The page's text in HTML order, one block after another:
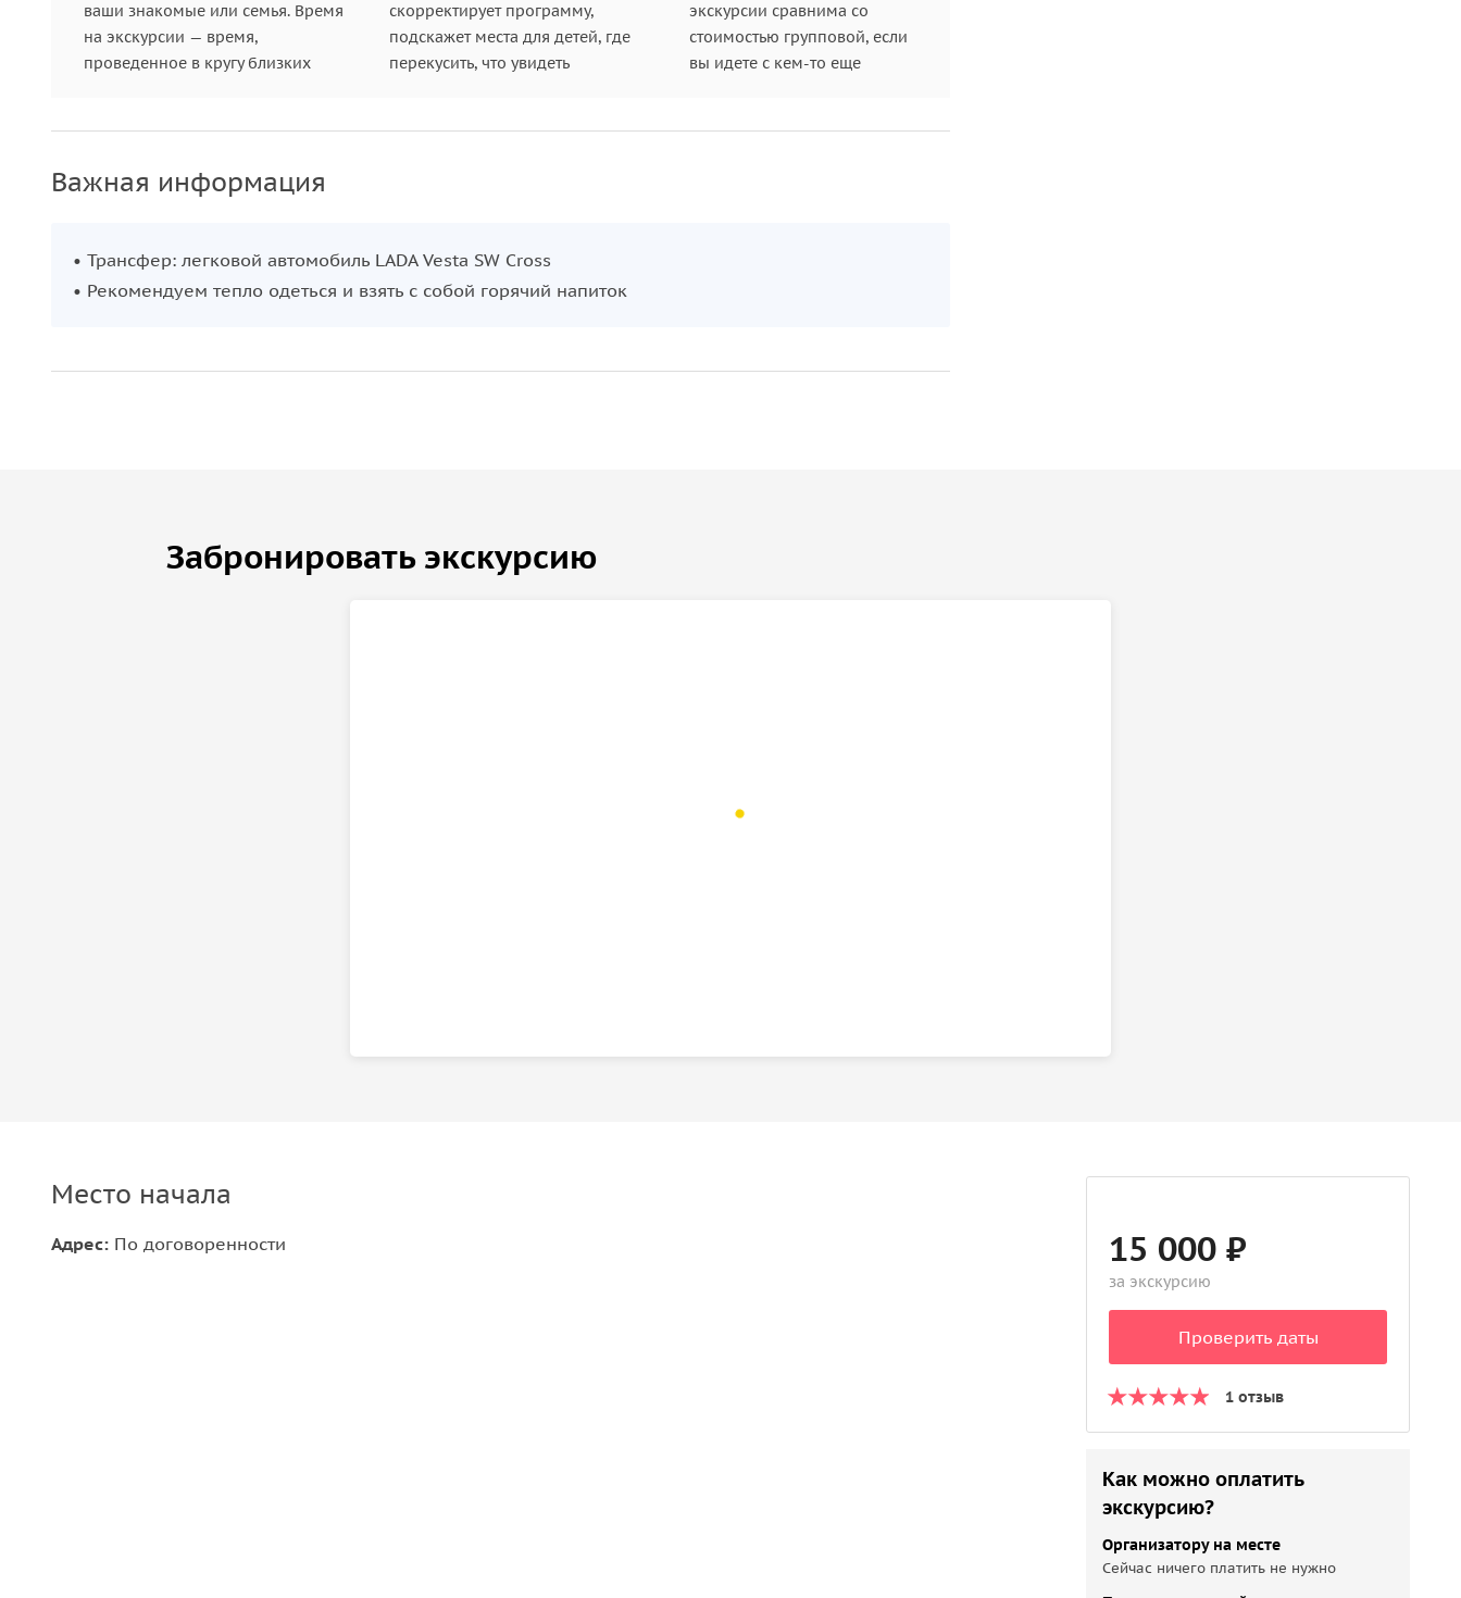
ваши знакомые или семья. Время
на экскурсии — время,
проведенное в кругу близких
скорректирует программу,
подскажет места для детей, где
перекусить, что увидеть
экскурсии сравнима со
стоимостью групповой, если
вы идете с кем-то еще
Важная информация
• Трансфер: легковой автомобиль LADA Vesta SW Cross
• Рекомендуем тепло одеться и взять с собой горячий напиток
Забронировать экскурсию
Место начала
Адрес: По договоренности 15 000 ₽
за экскурсию
Проверить даты
1 отзыв
Как можно оплатить
экскурсию?
Организатору на месте
Сейчас ничего платить не нужно